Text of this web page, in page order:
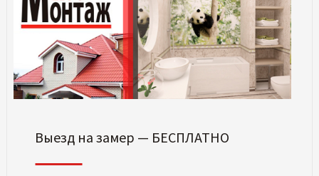
Выезд на замер — БЕСПЛАТНО